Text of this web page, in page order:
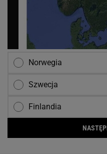
Norwegia
Szwecja
Finlandia